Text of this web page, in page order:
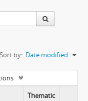
Sort by: Date modified
Thematic